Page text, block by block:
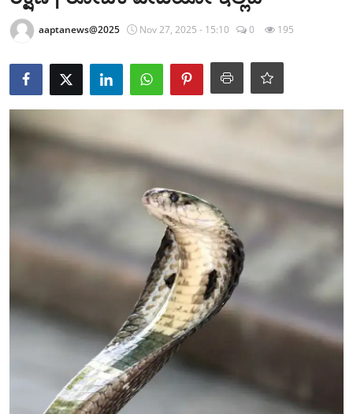
ಕ್ರೀಡಾಂಗಣ
ಜಿಲ್ಲೆ
ರಾಜಕೀಯ
ಕ್ರೀಡಾಂಗಣ
ಆಪ್ತ‌ ಮನರಂಜನೆ
ವೈವಿಧ್ಯಮಯ
aaptanews@2025 Nov 27, 2025 - 15:10 0 195